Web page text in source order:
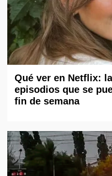
Qué ver en Netflix:
episodios que se
fin de semana